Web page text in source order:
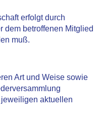
erfolgt durch
dem betroffenen Mitglied
muß.
Art und Weise sowie
aktuellen